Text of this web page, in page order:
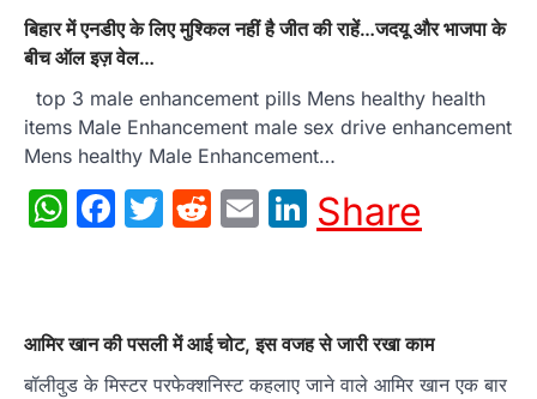
बिहार में एनडीए के लिए मुश्किल नहीं है जीत की राहें…जदयू और भाजपा के
बीच ऑल इज़ वेल…
top 3 male enhancement pills Mens healthy health
items Male Enhancement male sex drive enhancement
Mens healthy Male Enhancement…
WhatsApp
Facebook
Twitter
Reddit
EmailLinkedIn
Share
आमिर खान की पसली में आई चोट, इस वजह से जारी रखा काम
बॉलीवुड के मिस्टर परफेक्शनिस्ट कहलाए जाने वाले आमिर खान एक बार